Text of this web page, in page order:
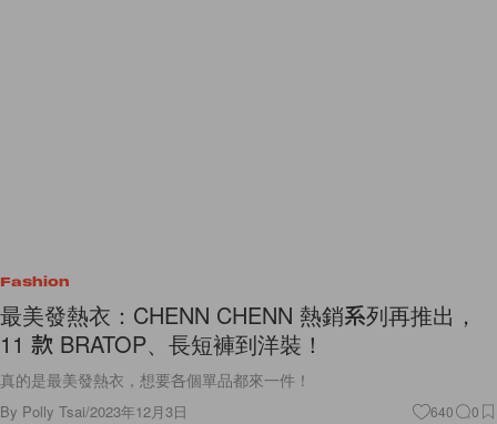
Fashion
最美發熱衣：CHENN CHENN 熱銷系列再推出，
11 款 BRATOP、長短褲到洋裝！
真的是最美發熱衣，想要各個單品都來一件！
By Polly Tsai/2023年12月3日 640 0